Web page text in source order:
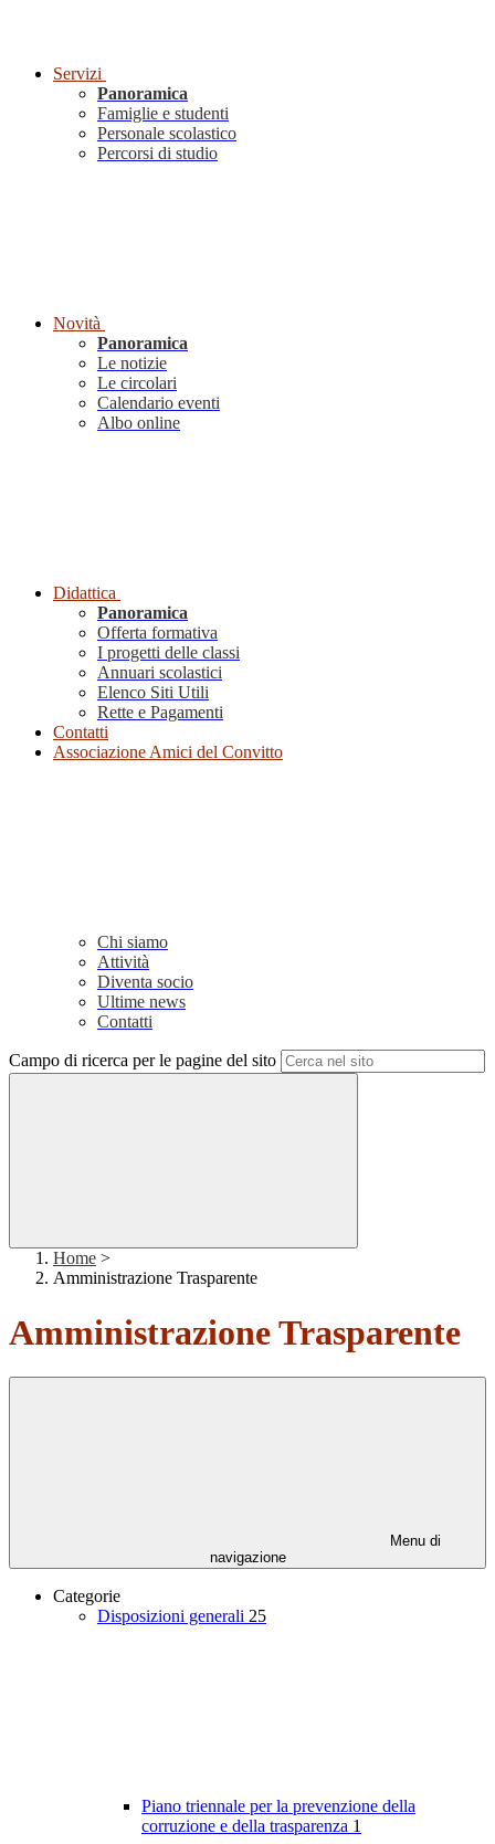
Servizi
Panoramica
Famiglie e studenti
Personale scolastico
Percorsi di studio
Novità
Panoramica
Le notizie
Le circolari
Calendario eventi
Albo online
Didattica
Panoramica
Offerta formativa
I progetti delle classi
Annuari scolastici
Elenco Siti Utili
Rette e Pagamenti
Contatti
Associazione Amici del Convitto
Chi siamo
Attività
Diventa socio
Ultime news
Contatti
Campo di ricerca per le pagine del sito
Home >
Amministrazione Trasparente
Amministrazione Trasparente
Menu di
navigazione
Categorie
Disposizioni generali 25
Piano triennale per la prevenzione della
corruzione e della trasparenza 1